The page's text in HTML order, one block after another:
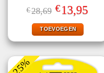
Gewaardeerd
5.00uit 5
€28,69 Oorspronkelijke
prijs
was:
€28,69.
€13,95prijs
TOEVOEGEN
-25%